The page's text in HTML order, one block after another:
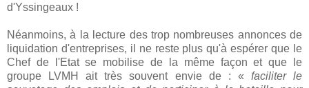
d'Yssingeaux !
Néanmoins, à la lecture des trop nombreuses annonces de
liquidation d'entreprises, il ne reste plus qu'à espérer que le
Chef de l'Etat se mobilise de la même façon et que le
groupe LVMH ait très souvent envie de : « faciliter le